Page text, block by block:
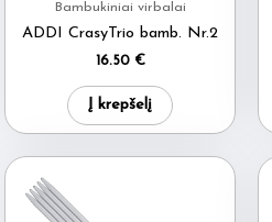
Bambukiniai virbalai
ADDI CrasyTrio bamb. Nr.2
16.50 €
Į krepšelį